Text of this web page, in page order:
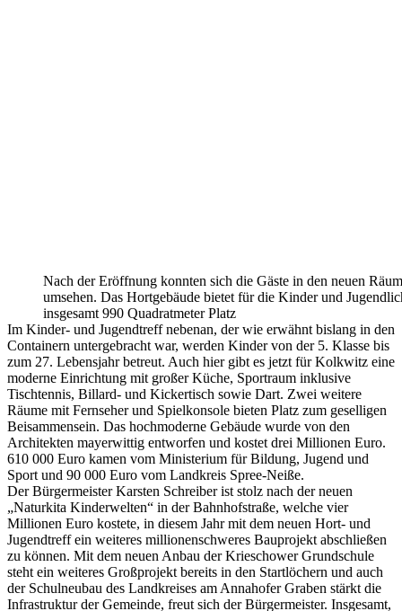
Nach der Eröffnung konnten sich die Gäste in den neuen
umsehen. Das Hortgebäude bietet für die Kinder und
insgesamt 990 Quadratmeter Platz
Im Kinder- und Jugendtreff nebenan, der wie erwähnt bislang in den
Containern untergebracht war, werden Kinder von der 5. Klasse bis
zum 27. Lebensjahr betreut. Auch hier gibt es jetzt für Kolkwitz eine
moderne Einrichtung mit großer Küche, Sportraum inklusive
Tischtennis, Billard- und Kickertisch sowie Dart. Zwei weitere
Räume mit Fernseher und Spielkonsole bieten Platz zum geselligen
Beisammensein. Das hochmoderne Gebäude wurde von den
Architekten mayerwittig entworfen und kostet drei Millionen Euro.
610 000 Euro kamen vom Ministerium für Bildung, Jugend und
Sport und 90 000 Euro vom Landkreis Spree-Neiße.
Der Bürgermeister Karsten Schreiber ist stolz nach der neuen
„Naturkita Kinderwelten“ in der Bahnhofstraße, welche vier
Millionen Euro kostete, in diesem Jahr mit dem neuen Hort- und
Jugendtreff ein weiteres millionenschweres Bauprojekt abschließen
zu können. Mit dem neuen Anbau der Krieschower Grundschule
steht ein weiteres Großprojekt bereits in den Startlöchern und auch
der Schulneubau des Landkreises am Annahofer Graben stärkt die
Infrastruktur der Gemeinde, freut sich der Bürgermeister. Insgesamt,